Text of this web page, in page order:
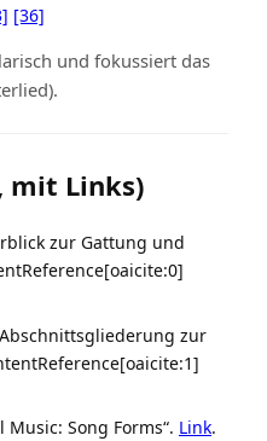
[36]
und fokussiert das
mit Links)
zur Gattung und
zur
Music: Song Forms“. Link.